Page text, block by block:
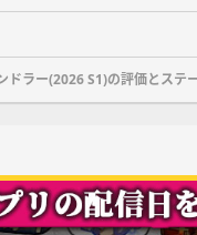
ドラー(2026 S1)の評価とステ